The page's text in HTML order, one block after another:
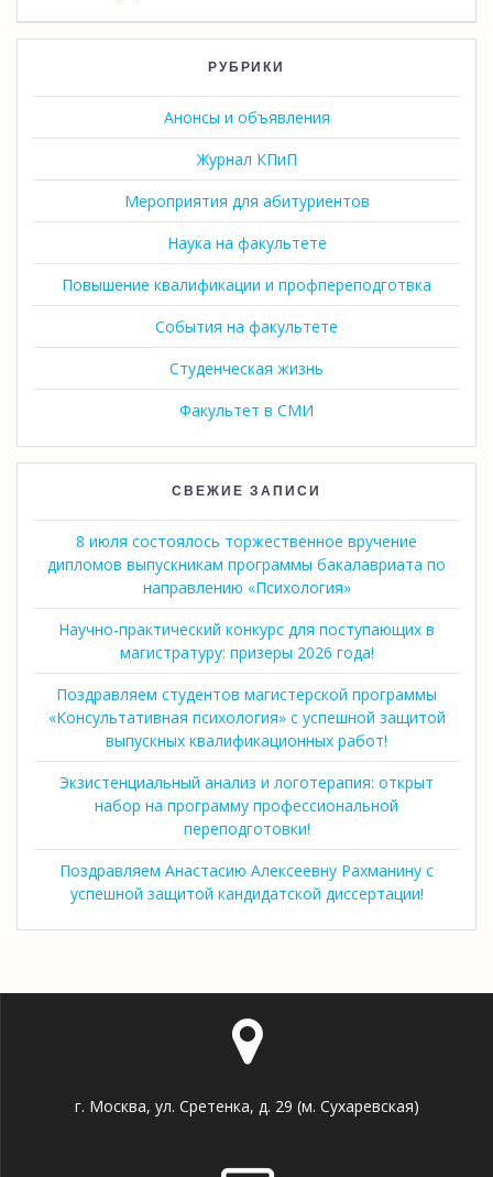
РУБРИКИ
Анонсы и объявления
Журнал КПиП
Мероприятия для абитуриентов
Наука на факультете
Повышение квалификации и профпереподготвка
События на факультете
Студенческая жизнь
Факультет в СМИ
СВЕЖИЕ ЗАПИСИ
8 июля состоялось торжественное вручение
дипломов выпускникам программы бакалавриата по
направлению «Психология»
Научно-практический конкурс для поступающих в
магистратуру: призеры 2026 года!
Поздравляем студентов магистерской программы
«Консультативная психология» с успешной защитой
выпускных квалификационных работ!
Экзистенциальный анализ и логотерапия: открыт
набор на программу профессиональной
переподготовки!
Поздравляем Анастасию Алексеевну Рахманину с
успешной защитой кандидатской диссертации!
г. Москва, ул. Сретенка, д. 29 (м. Сухаревская)